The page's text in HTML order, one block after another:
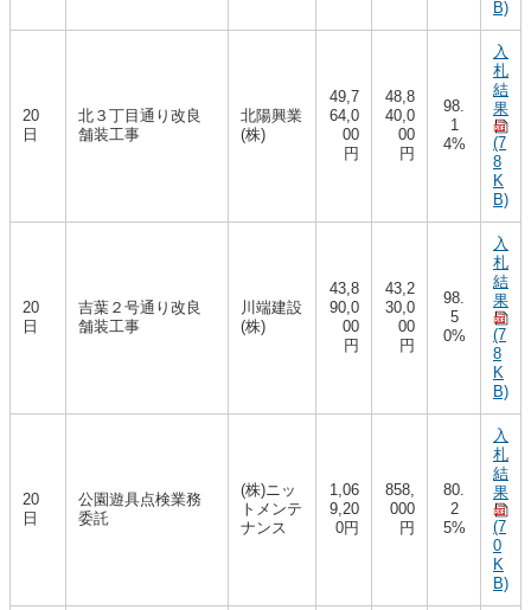
B)
20
日
北３丁目通り改良
舗装工事
北陽興業
(株)
49,7
64,0
00
円
48,8
40,0
00
円
98.
1
4%
入
札
結
果
(7
8
K
B)
20
日
吉葉２号通り改良
舗装工事
川端建設
(株)
43,8
90,0
00
円
43,2
30,0
00
円
98.
5
0%
入
札
結
果
(7
8
K
B)
20
日
公園遊具点検業務
委託
(株)ニッ
トメンテ
ナンス
1,06
9,20
0円
858,
000
円
80.
2
5%
入
札
結
果
(7
0
K
B)